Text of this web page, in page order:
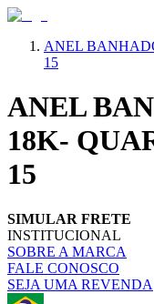
ANEL
15
ANEL
18K-
15
SIMULAR FRETE
INSTITUCIONAL
SOBRE A MARCA
FALE CONOSCO
SEJA UMA REVENDA